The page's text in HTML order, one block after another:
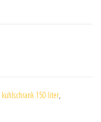
kühlschrank 150 liter,